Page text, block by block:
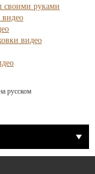
своими руками
видео
видео
русском